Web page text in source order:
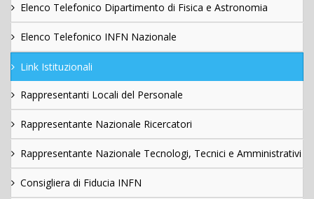
Elenco Telefonico Dipartimento di Fisica e Astronomia
Elenco Telefonico INFN Nazionale
Link Istituzionali
Rappresentanti Locali del Personale
Rappresentante Nazionale Ricercatori
Rappresentante Nazionale Tecnologi, Tecnici e Amministrativi
Consigliera di Fiducia INFN